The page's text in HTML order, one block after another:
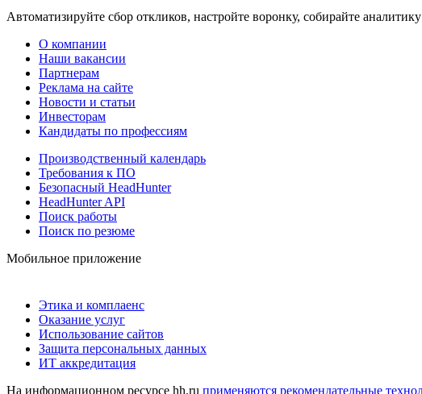
Автоматизируйте сбор откликов, настройте воронку, собирайте
О компании
Наши вакансии
Партнерам
Реклама на сайте
Новости и статьи
Инвесторам
Кандидаты по профессиям
Производственный календарь
Требования к ПО
Безопасный HeadHunter
HeadHunter API
Поиск работы
Поиск по резюме
Мобильное приложение
Этика и комплаенс
Оказание услуг
Использование сайтов
Защита персональных данных
ИТ аккредитация
На информационном ресурсе hh.ru применяются рекомендательные